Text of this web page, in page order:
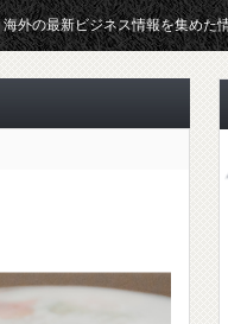
ス情報を集めた情報サイト【